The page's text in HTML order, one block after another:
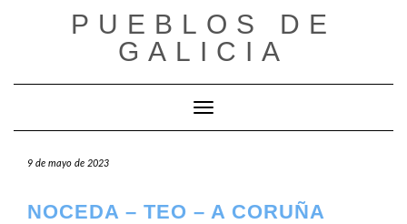
PUEBLOS DE
GALICIA
Cambiar modo de navegación
9 de mayo de 2023
NOCEDA – TEO – A CORUÑA